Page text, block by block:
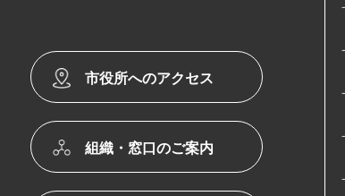
市役所へのアクセス
組織・窓口のご案内